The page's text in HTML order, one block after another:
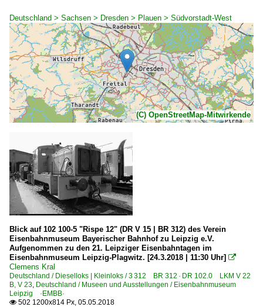
Deutschland > Sachsen > Dresden > Plauen > Südvorstadt-West
(C) OpenStreetMap-Mitwirkende
Blick auf 102 100-5 "Rispe 12" (DR V 15 | BR 312) des Verein
Eisenbahnmuseum Bayerischer Bahnhof zu Leipzig e.V.
Aufgenommen zu den 21. Leipziger Eisenbahntagen im
Eisenbahnmuseum Leipzig-Plagwitz. [24.3.2018 | 11:30 Uhr] 
Clemens Kral
Deutschland / Dieselloks | Kleinloks / 3 312 BR 312 · DR 102.0 LKM V 22
B, V 23, Deutschland / Museen und Ausstellungen / Eisenbahnmuseum
Leipzig ·EMBB·
 502 1200x814 Px, 05.05.2018